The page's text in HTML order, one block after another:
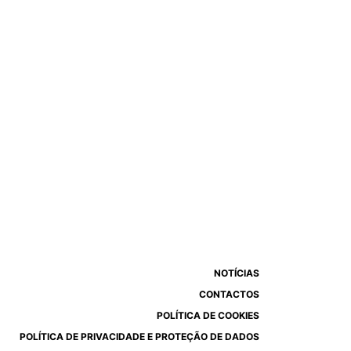
NOTÍCIAS
CONTACTOS
POLÍTICA DE COOKIES
POLÍTICA DE PRIVACIDADE E PROTEÇÃO DE DADOS